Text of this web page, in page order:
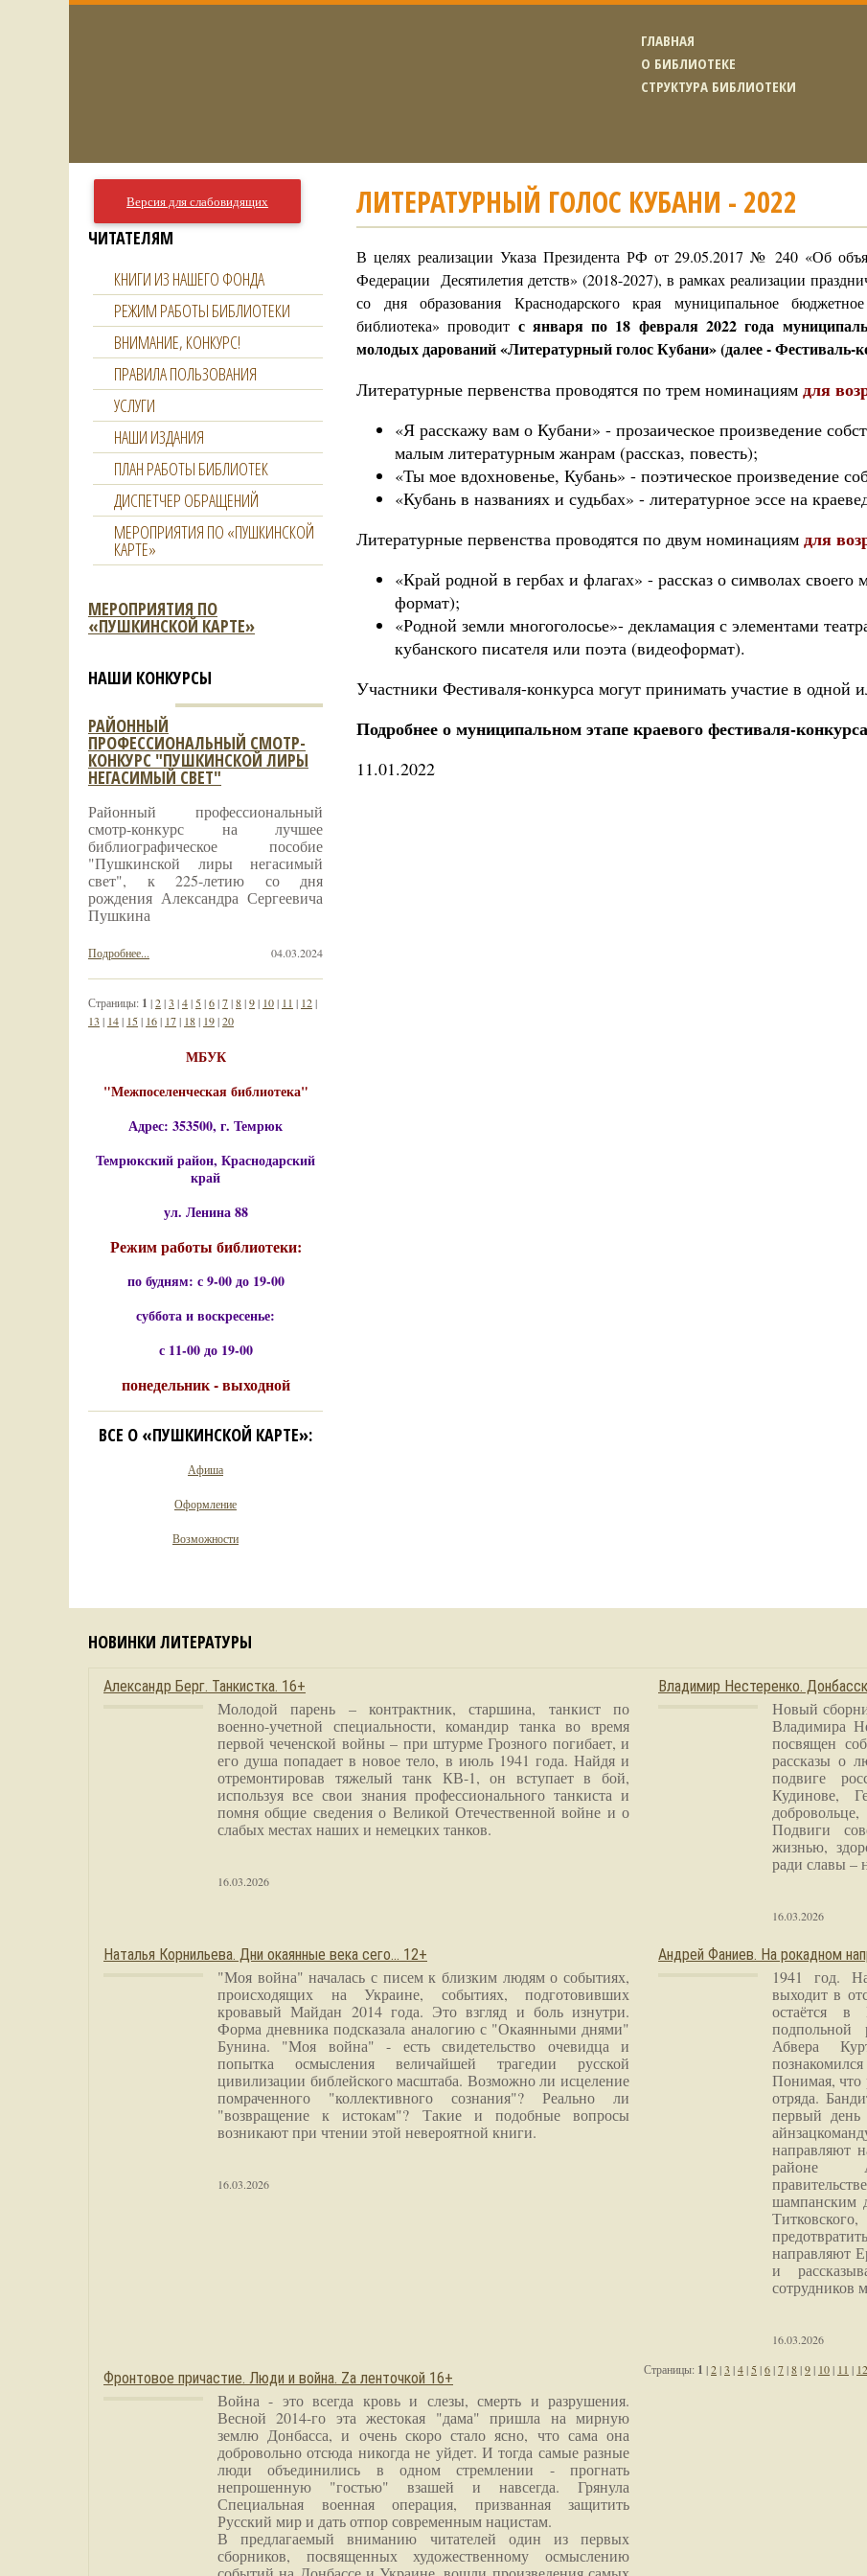
ГЛАВНАЯ
О БИБЛИОТЕКЕ
СТРУКТУРА БИБЛИОТЕКИ
ЛИТЕРАТУРНЫЙ ГОЛОС КУБАНИ - 2022
В целях реализации Указа Президента РФ от 29.05.2017 № 240 «Об
Федерации Десятилетия детств» (2018-2027), в рамках реализации
со дня образования Краснодарского края муниципальное
библиотека» проводит с января по 18 февраля 2022 года
молодых дарований «Литературный голос Кубани» (далее - Фестиваль-
Литературные первенства проводятся по трем номинациям для
«Я расскажу вам о Кубани» - прозаическое произведение
малым литературным жанрам (рассказ, повесть);
«Ты мое вдохновенье, Кубань» - поэтическое произведение
«Кубань в названиях и судьбах» - литературное эссе на
Литературные первенства проводятся по двум номинациям для
«Край родной в гербах и флагах» - рассказ о символах
формат);
«Родной земли многоголосье»- декламация с элементами
кубанского писателя или поэта (видеоформат).
Участники Фестиваля-конкурса могут принимать участие в одной
Подробнее о муниципальном этапе краевого фестиваля-
11.01.2022
Версия для слабовидящих
ЧИТАТЕЛЯМ
КНИГИ ИЗ НАШЕГО ФОНДА
РЕЖИМ РАБОТЫ БИБЛИОТЕКИ
ВНИМАНИЕ, КОНКУРС!
ПРАВИЛА ПОЛЬЗОВАНИЯ
УСЛУГИ
НАШИ ИЗДАНИЯ
ПЛАН РАБОТЫ БИБЛИОТЕК
ДИСПЕТЧЕР ОБРАЩЕНИЙ
МЕРОПРИЯТИЯ ПО «ПУШКИНСКОЙ
КАРТЕ»
МЕРОПРИЯТИЯ ПО
«ПУШКИНСКОЙ КАРТЕ»
НАШИ КОНКУРСЫ
РАЙОННЫЙ
ПРОФЕССИОНАЛЬНЫЙ СМОТР-
КОНКУРС "ПУШКИНСКОЙ ЛИРЫ
НЕГАСИМЫЙ СВЕТ"
Районный профессиональный
смотр-конкурс на лучшее
библиографическое пособие
"Пушкинской лиры негасимый
свет", к 225-летию со дня
рождения Александра Сергеевича
Пушкина
04.03.2024
Подробнее...
Страницы: 1 |2|3 |4| 5|6|7|8|9| 10| 11 | 12|
13 | 14| 15| 16| 17| 18| 19|20
МБУК
"Межпоселенческая библиотека"
Адрес: 353500, г. Темрюк
Темрюкский район, Краснодарский
край
ул. Ленина 88
Режим работы библиотеки:
по будням: с 9-00 до 19-00
суббота и воскресенье:
с 11-00 до 19-00
понедельник - выходной
ВСЕ О «ПУШКИНСКОЙ КАРТЕ»:
Афиша
Оформление
Возможности
НОВИНКИ ЛИТЕРАТУРЫ
Александр Берг. Танкистка. 16+
Молодой парень – контрактник, старшина, танкист по
военно-учетной специальности, командир танка во время
первой чеченской войны – при штурме Грозного погибает, и
его душа попадает в новое тело, в июль 1941 года. Найдя и
отремонтировав тяжелый танк КВ-1, он вступает в бой,
используя все свои знания профессионального танкиста и
помня общие сведения о Великой Отечественной войне и о
слабых местах наших и немецких танков.
16.03.2026
Владимир Нестеренко.
Новый
Владимира
посвящен
рассказы о
подвиге
Кудинове,
Подвиги
жизнью,
ради славы –
16.03.2026
Наталья Корнильева. Дни окаянные века сего… 12+
"Моя война" началась с писем к близким людям о событиях,
происходящих на Украине, событиях, подготовивших
кровавый Майдан 2014 года. Это взгляд и боль изнутри.
Форма дневника подсказала аналогию с "Окаянными днями"
Бунина. "Моя война" - есть свидетельство очевидца и
попытка осмысления величайшей трагедии русской
цивилизации библейского масштаба. Возможно ли исцеление
помраченного "коллективного сознания"? Реально ли
"возвращение к истокам"? Такие и подобные вопросы
возникают при чтении этой невероятной книги.
16.03.2026
Андрей Фаниев. На рокадном
1941 год.
выходит в
остаётся в
подпольной
Абвера
Понимая, что
отряда.
первый
направляют
районе
шампанским
направляют
и
сотрудников
16.03.2026
Фронтовое причастие. Люди и война. Zа ленточкой 16+
Война - это всегда кровь и слезы, смерть и разрушения.
Весной 2014-го эта жестокая "дама" пришла на мирную
землю Донбасса, и очень скоро стало ясно, что сама она
добровольно отсюда никогда не уйдет. И тогда самые разные
люди объединились в одном стремлении - прогнать
непрошенную "гостью" взашей и навсегда. Грянула
Специальная военная операция, призванная защитить
Русский мир и дать отпор современным нацистам.
В предлагаемый вниманию читателей один из первых
сборников, посвященных художественному осмыслению
Страницы: 1 |2|3 |4| 5 |6|7|8|9| 10| 11 | 12